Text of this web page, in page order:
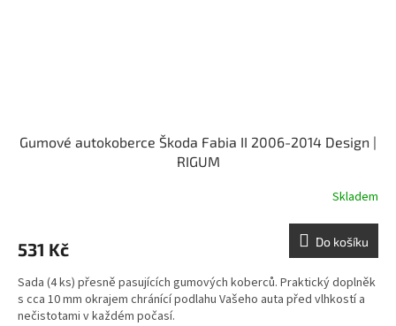
Gumové autokoberce Škoda Fabia II 2006-2014 Design |
RIGUM
Skladem
531 Kč Do košíku
Sada (4 ks) přesně pasujících gumových koberců. Praktický doplněk
s cca 10 mm okrajem chránící podlahu Vašeho auta před vlhkostí a
nečistotami v každém počasí.